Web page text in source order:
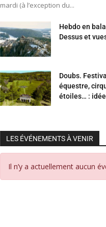
mardi (à l’exception du...
Hebdo en
Dessus et
Doubs.
équestre,
étoiles… :
LES ÉVÉNEMENTS À VENIR
Il n’y a actuellement aucun